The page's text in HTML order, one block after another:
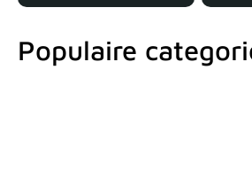
Populaire